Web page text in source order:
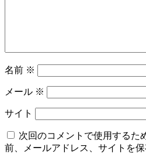
名前 ※
メール ※
サイト
次回のコメントで使用するた
前、メールアドレス、サイトを保